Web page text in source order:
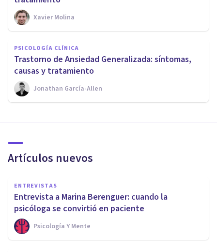
Xavier Molina
PSICOLOGÍA CLÍNICA
Trastorno de Ansiedad Generalizada: síntomas,
causas y tratamiento
Jonathan García-Allen
Artículos nuevos
ENTREVISTAS
Entrevista a Marina Berenguer: cuando la
psicóloga se convirtió en paciente
Psicología Y Mente